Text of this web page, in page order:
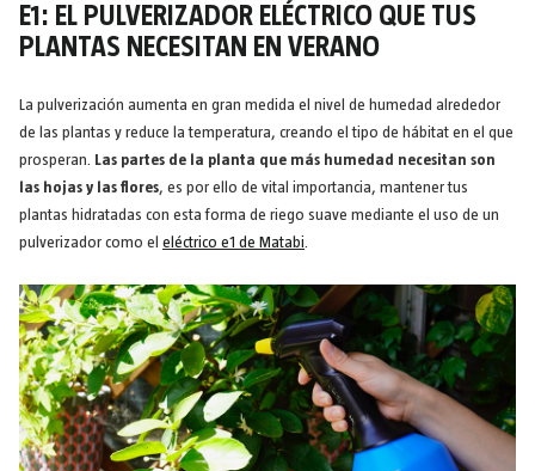
E1: EL PULVERIZADOR ELÉCTRICO QUE TUS
PLANTAS NECESITAN EN VERANO
La pulverización aumenta en gran medida el nivel de humedad alrededor
de las plantas y reduce la temperatura, creando el tipo de hábitat en el que
prosperan. Las partes de la planta que más humedad necesitan son
las hojas y las flores, es por ello de vital importancia, mantener tus
plantas hidratadas con esta forma de riego suave mediante el uso de un
pulverizador como el eléctrico e1 de Matabi